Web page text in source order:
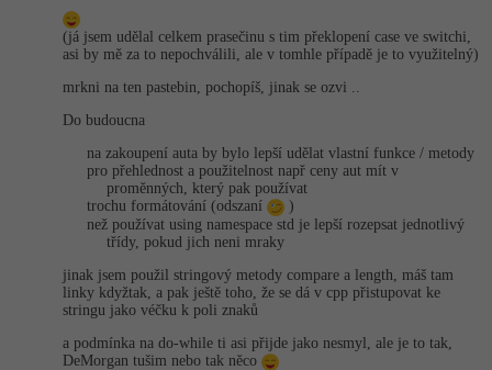
(já jsem udělal celkem prasečinu s tim překlopení case ve switchi,
asi by mě za to nepochválili, ale v tomhle případě je to využitelný)
mrkni na ten pastebin, pochopíš, jinak se ozvi ..
Do budoucna
na zakoupení auta by bylo lepší udělat vlastní funkce / metody
pro přehlednost a použitelnost např ceny aut mít v
proměnných, který pak používat
trochu formátování (odszaní
)
než používat using namespace std je lepší rozepsat jednotlivý
třídy, pokud jich neni mraky
jinak jsem použil stringový metody compare a length, máš tam
linky kdyžtak, a pak ještě toho, že se dá v cpp přistupovat ke
stringu jako véčku k poli znaků
a podmínka na do-while ti asi přijde jako nesmyl, ale je to tak,
DeMorgan tušim nebo tak něco